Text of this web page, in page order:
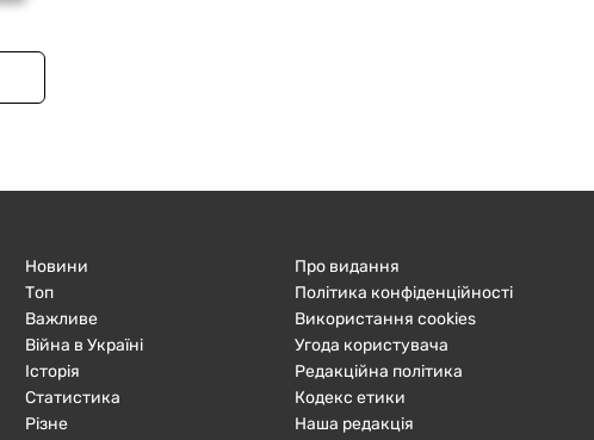
Новини
Топ
Важливе
Війна в Україні
Історія
Статистика
Різне
Про видання
Політика конфіденційності
Використання cookies
Угода користувача
Редакційна політика
Кодекс етики
Наша редакція